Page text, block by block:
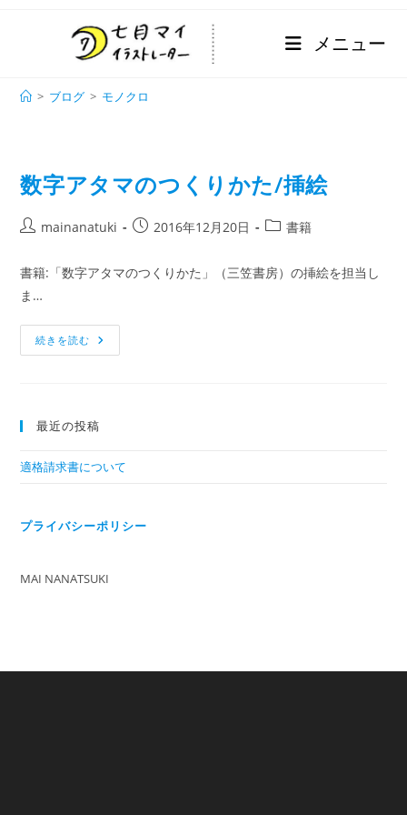
メニュー
> ブログ > モノクロ
数字アタマのつくりかた/挿絵
mainanatuki 2016年12月20日 書籍
書籍:「数字アタマのつくりかた」（三笠書房）の挿絵を担当し
ま…
続きを読む
最近の投稿
適格請求書について
プライバシーポリシー
MAI NANATSUKI